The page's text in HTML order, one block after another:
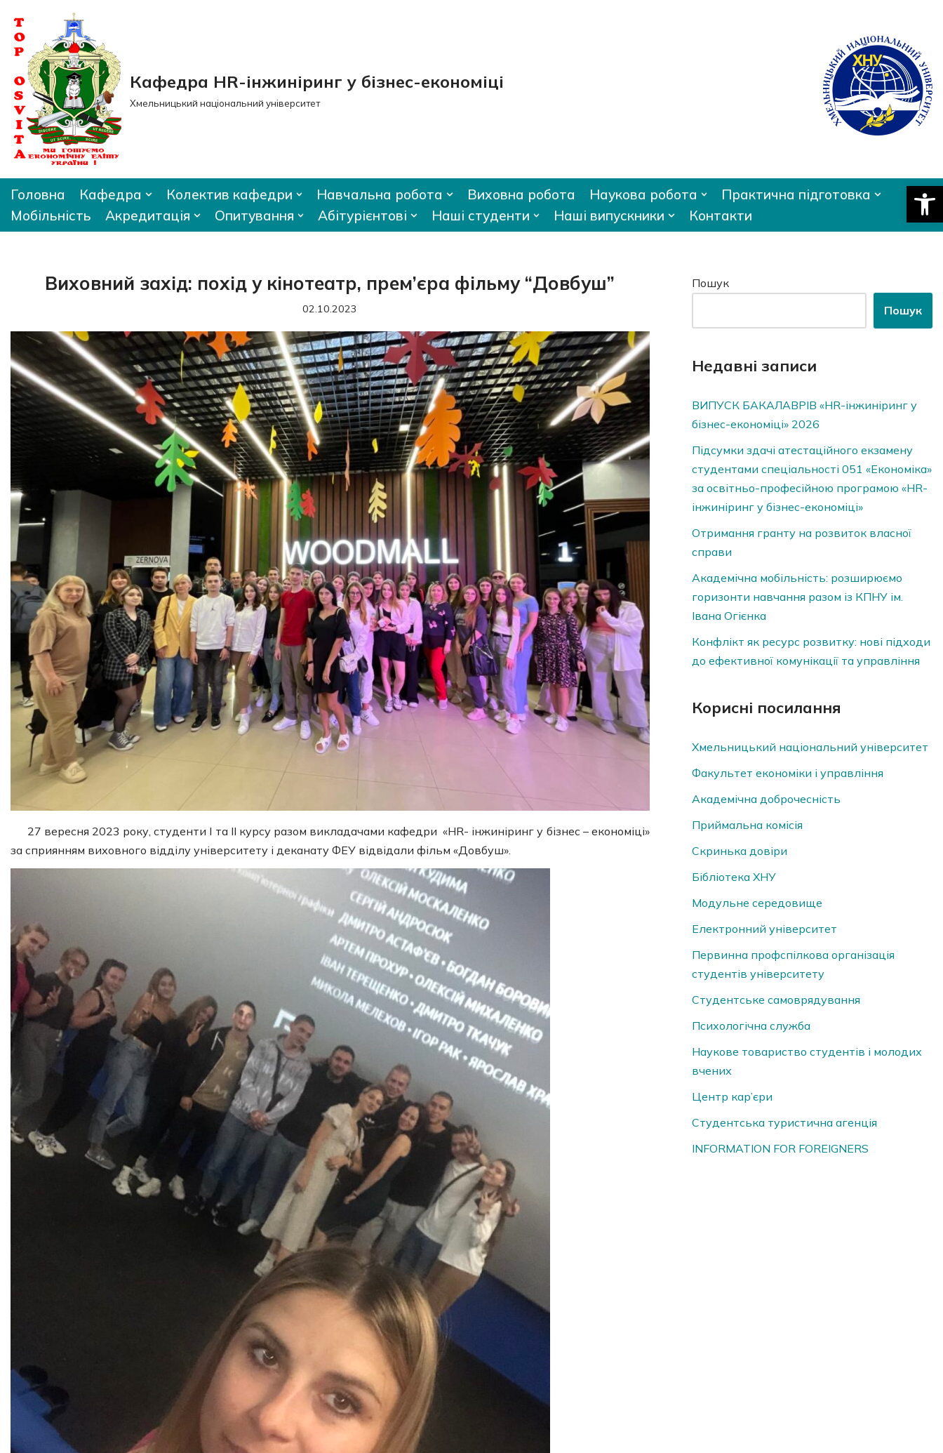
Перейти
до
вмісту
Кафедра HR-інжиніринг у бізнес-економіці
Хмельницький національний університет
Головна Кафедра Колектив кафедри Навчальна робота Виховна робота Наукова робота
Практична підготовка
Мобільність
Акредитація Опитування Абітурієнтові Наші студенти Наші випускники Контакти
Виховний захід: похід у кінотеатр, прем’єра фільму “Довбуш”
02.10.2023
27 вересня 2023 року, студенти І та ІІ курсу разом викладачами кафедри «HR- інжиніринг у бізнес – економіці»
за сприянням виховного відділу університету і деканату ФЕУ відвідали фільм «Довбуш».
Пошук
Пошук
Недавні записи
ВИПУСК БАКАЛАВРІВ «HR-інжиніринг у
бізнес-економіці» 2026
Підсумки здачі атестаційного екзамену
студентами спеціальності 051 «Економіка»
за освітньо-професійною програмою «HR-
інжиніринг у бізнес-економіці»
Отримання гранту на розвиток власної
справи
Академічна мобільність: розширюємо
горизонти навчання разом із КПНУ ім.
Івана Огієнка
Конфлікт як ресурс розвитку: нові підходи
до ефективної комунікації та управління
Корисні посилання
Хмельницький національний університет
Факультет економіки і управління
Академічна доброчесність
Приймальна комісія
Скринька довiри
Бібліотека ХНУ
Модульне середовище
Електронний університет
Первинна профспілкова організація
студентів університету
Студентське самоврядування
Психологічна служба
Наукове товариство студентів і молодих
вчених
Центр кар’єри
Студентська туристична агенція
INFORMATION FOR FOREIGNERS